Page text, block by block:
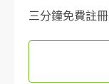
三分鐘免費註